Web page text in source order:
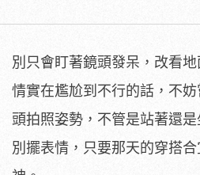
別只會盯著鏡頭發呆，改看
情實在尷尬到不行的話，不
頭拍照姿勢，不管是站著還
別擺表情，只要那天的穿搭